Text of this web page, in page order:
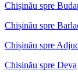
Chișinău spre
Chișinău spre
Chișinău spre
Chișinău spre Deva